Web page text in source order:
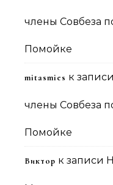
члены Совбеза
Помойке
mitasmies к записи
члены Совбеза
Помойке
Виктор к записи